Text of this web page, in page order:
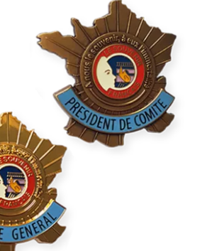
fonction “Carte de France”